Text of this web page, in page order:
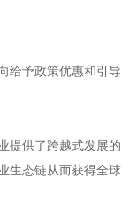
予政策优惠和引导
供了跨越式发展的
生态链从而获得全球